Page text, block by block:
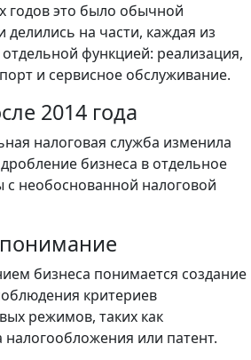
годов это было обычной
на части, каждая из
функцией: реализация,
и сервисное обслуживание.
2014 года
налоговая служба изменила
бизнеса в отдельное
необоснованной налоговой
бизнеса понимается создание
критериев
режимов, таких как
или патент.